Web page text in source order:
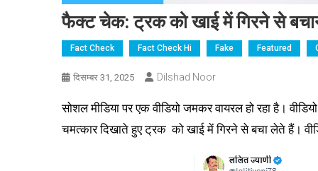
फैक्ट चेक: ट्रक को खाई में गिरने से
Fact Check Fact Check Hi Fake Featured
दिसम्बर 31, 2025 Dilshad Noor
सोशल मीडिया पर एक वीडियो जमकर वायरल हो रहा है।
चमत्कार दिखाते हुए ट्रक को खाई में गिरने से बचा लेते हैं।